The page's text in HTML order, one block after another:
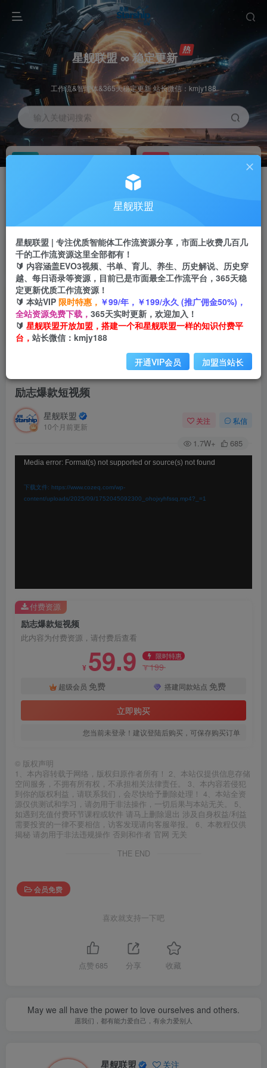
星舰联盟 ∞ 稳定更新
工作流&智能体&365天稳定更新 站长微信：kmjy188
输入关键词搜索
加入会员 工作流主页
每周免费工作流体验
站长招募
推荐
项目周期预估10年
励志爆款短视频
星舰联盟
10个月前更新
关注 私信
1.7W+ 685
Media error: Format(s) not supported or source(s) not found
下载文件: https://www.cozeq.com/wp-
content/uploads/2025/09/1752045092300_ohojxyhfssq.mp4?_=1
励志爆款短视频
此内容为付费资源，请付费后查看
¥ 59.9 限时特惠
¥199
超级会员 免费 搭建同款站点 免费
立即购买
您当前未登录！建议登陆后购买，可保存购买订单
付费资源
© 版权声明
1、本内容转载于网络，版权归原作者所有！ 2、本站仅提供信息存储
空间服务，不拥有所有权，不承担相关法律责任。 3、本内容若侵犯
到你的版权利益，请联系我们，会尽快给予删除处理！ 4、本站全资
源仅供测试和学习，请勿用于非法操作，一切后果与本站无关。 5、
如遇到充值付费环节课程或软件 请马上删除退出 涉及自身权益/利益
需要投资的一律不要相信，访客发现请向客服举报。 6、本教程仅供
揭秘 请勿用于非法违规操作 否则和作者 官网 无关
THE END
会员免费
喜欢就支持一下吧
点赞 685 分享 收藏
May we all have the power to love ourselves and others.
愿我们，都有能力爱自己，有余力爱别人
星舰联盟 关注
星舰联盟
星舰联盟 | 专注优质智能体工作流资源分享，市面上收费几百几
千的工作流资源这里全部都有！
🔰 内容涵盖EVO3视频、书单、育儿、养生、历史解说、历史穿
越、每日语录等资源，目前已是市面最全工作流平台，365天稳
定更新优质工作流资源！
🔰 本站VIP 限时特惠， ￥99/年，￥199/永久 (推广佣金50%)，
全站资源免费下载， 365天实时更新，欢迎加入！
🔰 星舰联盟开放加盟，搭建一个和星舰联盟一样的知识付费平
台， 站长微信：kmjy188
开通VIP会员 加盟当站长